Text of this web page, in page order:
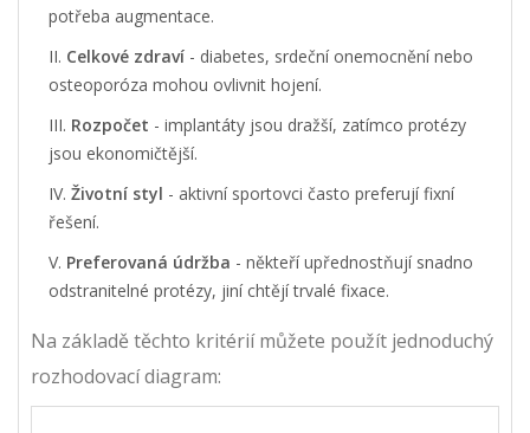
potřeba augmentace.
Celkové zdraví - diabetes, srdeční onemocnění nebo
osteoporóza mohou ovlivnit hojení.
Rozpočet - implantáty jsou dražší, zatímco protézy
jsou ekonomičtější.
Životní styl - aktivní sportovci často preferují fixní
řešení.
Preferovaná údržba - někteří upřednostňují snadno
odstranitelné protézy, jiní chtějí trvalé fixace.
Na základě těchto kritérií můžete použít jednoduchý
rozhodovací diagram: